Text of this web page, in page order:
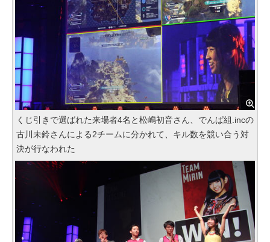
くじ引きで選ばれた来場者4名と松嶋初音さん、でんぱ組.incの
古川未鈴さんによる2チームに分かれて、キル数を競い合う対
決が行なわれた